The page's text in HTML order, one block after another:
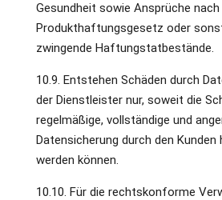
Gesundheit sowie Ansprüche nach
Produkthaftungsgesetz oder
zwingende Haftungstatbestände.
10.9. Entstehen Schäden durch
der Dienstleister nur, soweit die
regelmäßige, vollständige und
Datensicherung durch den
werden können.
10.10. Für die rechtskonforme